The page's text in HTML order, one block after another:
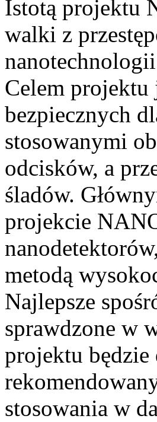
Istotą projektu
walki z
Celem projektu
bezpiecznych
stosowanymi
odcisków, a
śladów.
projekcie
metodą
Najlepsze
sprawdzone w
projektu będzie
stosowania w